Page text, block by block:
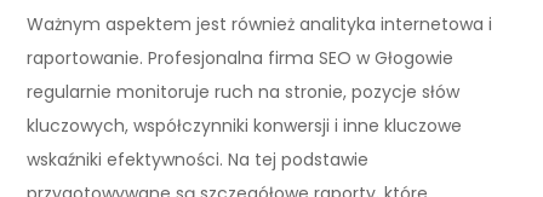
Ważnym aspektem jest również analityka internetowa i
raportowanie. Profesjonalna firma SEO w Głogowie
regularnie monitoruje ruch na stronie, pozycje słów
kluczowych, współczynniki konwersji i inne kluczowe
wskaźniki efektywności. Na tej podstawie